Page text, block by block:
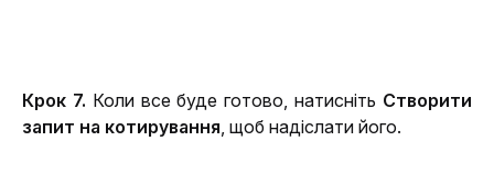
Крок 7. Коли все буде готово, натисніть Створити
запит на котирування , щоб надіслати його.